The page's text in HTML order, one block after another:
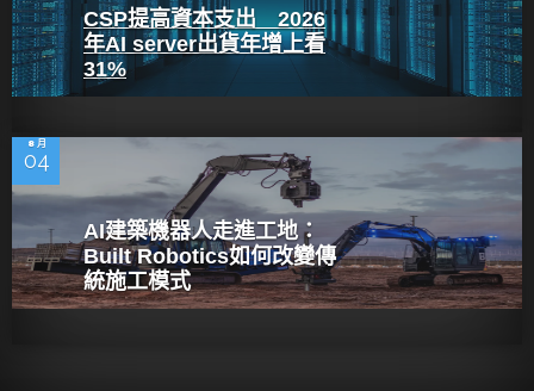
CSP提高資本支出 2026
年AI server出貨年增上看
31%
8 月
04
AI建築機器人走進工地：
Built Robotics如何改變傳
統施工模式